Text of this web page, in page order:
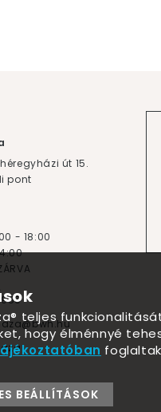
út 15.
pont
- 18:00
teljes
hogy élménnyé
BEÁLLÍTÁSOK